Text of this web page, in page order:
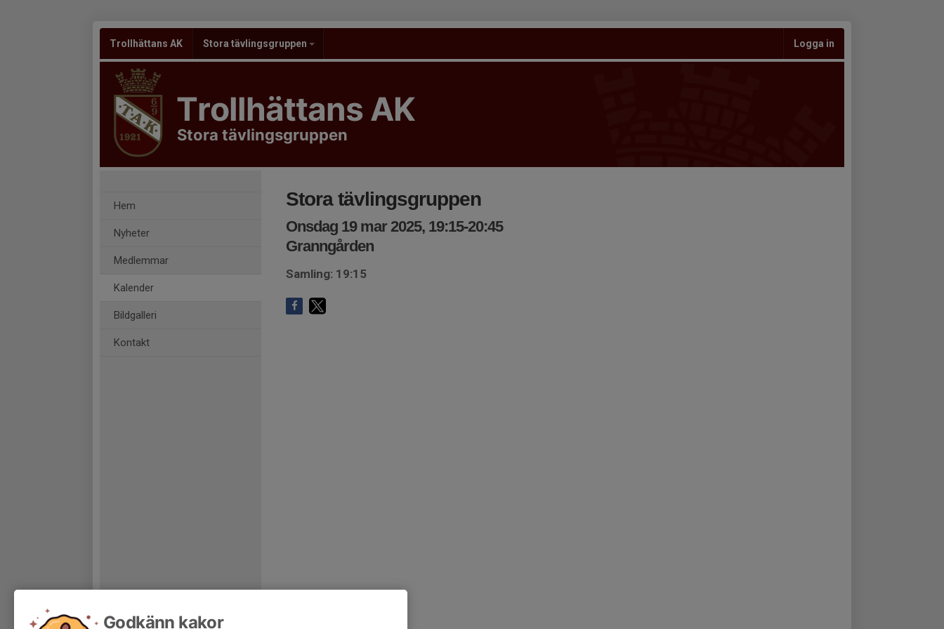
Trollhättans AK Stora tävlingsgruppen Logga in
Trollhättans AK
Stora tävlingsgruppen
Hem
Nyheter
Medlemmar
Kalender
Bildgalleri
Kontakt
Stora tävlingsgruppen
Onsdag 19 mar 2025, 19:15-20:45
Granngården
Samling: 19:15
Godkänn kakor